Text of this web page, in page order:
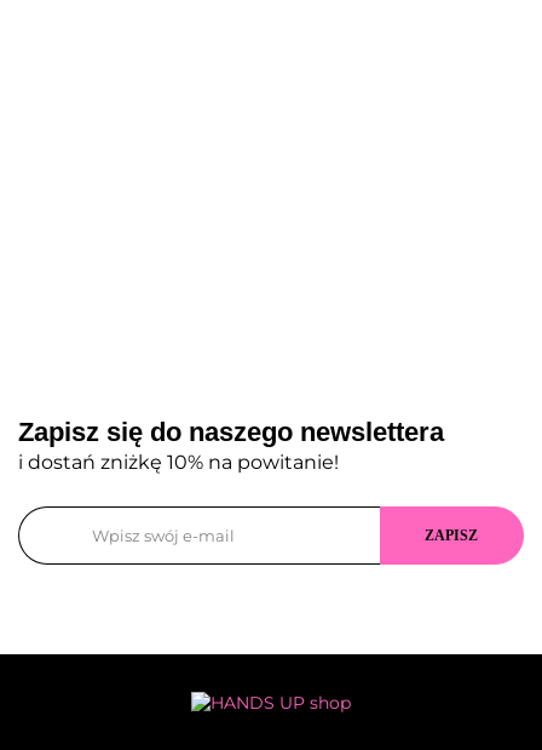
Zapisz się do naszego newslettera
i dostań zniżkę 10% na powitanie!